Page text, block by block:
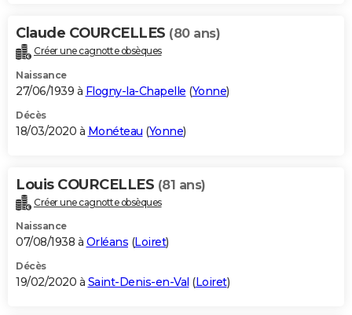
Claude COURCELLES (80 ans)
Créer une cagnotte obsèques
Naissance
27/06/1939 à Flogny-la-Chapelle (Yonne)
Décès
18/03/2020 à Monéteau (Yonne)
Louis COURCELLES (81 ans)
Créer une cagnotte obsèques
Naissance
07/08/1938 à Orléans (Loiret)
Décès
19/02/2020 à Saint-Denis-en-Val (Loiret)